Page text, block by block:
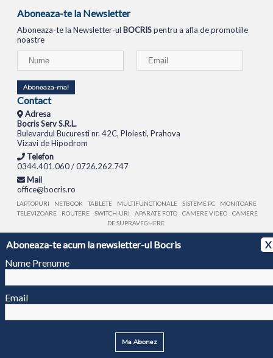
Aboneaza-te acum la newsletter-ul Bocris
X
Nume Prenume
Email
Ma Abonez
Aboneaza-te la Newsletter
Aboneaza-te la Newsletter-ul BOCRISpentru a afla de promotiile
noastre
Aboneaza-ma!
Contact
Adresa
Bocris Serv S.R.L.
Bulevardul Bucuresti nr. 42C, Ploiesti, Prahova
Vizavi de Hipodrom
Telefon
0344.401.060 / 0726.262.747
Mail
office@bocris.ro
LAPTOPURI NETBOOK TABLETE MULTIFUNCTIONALE SISTEME PC
MONITOARE
TELEVIZOARE
ROUTERE SWITCH-URI APARATE FOTO CAMERE VIDEO
CAMERE
DE SUPRAVEGHERE
© 1994 - 2026 BOCRIS SERV S.R.L. | CUI: RO6260085, REG. COM.: J29/2413/1994